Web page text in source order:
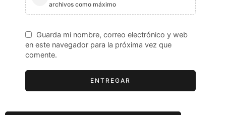
archivos como máximo
Guarda mi nombre, correo electrónico y web
en este navegador para la próxima vez que
comente.